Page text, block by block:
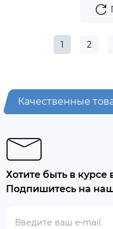
1 2
Качественные
Хотите быть в курсе
Подпишитесь на